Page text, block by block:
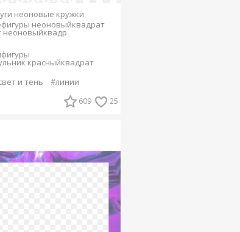
неоновые кружки
неоновыйквадрат
неоновыйквадр
красныйквадрат
и тень #линии
609 25